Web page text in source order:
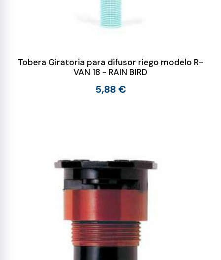
Tobera Giratoria para difusor riego modelo R-
VAN 18 - RAIN BIRD
5,88 €